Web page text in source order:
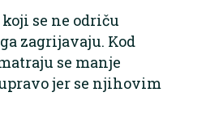
se ne odriču
zagrijavaju. Kod
se manje
jer se njihovim